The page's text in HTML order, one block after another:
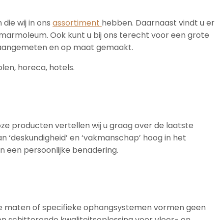
wij in ons assortiment hebben. Daarnaast vindt u er
Ook kunt u bij ons terecht voor een grote
en op maat gemaakt.
horeca, hotels.
producten vertellen wij u graag over de laatste
en ‘vakmanschap’ hoog in het
een persoonlijke benadering.
maten of specifieke ophangsystemen vormen geen